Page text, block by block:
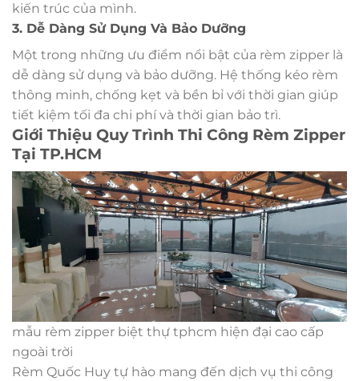
kiến trúc của mình.
3. Dễ Dàng Sử Dụng Và Bảo Dưỡng
Một trong những ưu điểm nổi bật của rèm zipper là
dễ dàng sử dụng và bảo dưỡng. Hệ thống kéo rèm
thông minh, chống kẹt và bền bỉ với thời gian giúp
tiết kiệm tối đa chi phí và thời gian bảo trì.
Giới Thiệu Quy Trình Thi Công Rèm Zipper
Tại TP.HCM
mẫu rèm zipper biệt thự tphcm hiện đại cao cấp
ngoài trời
Rèm Quốc Huy tự hào mang đến dịch vụ thi công